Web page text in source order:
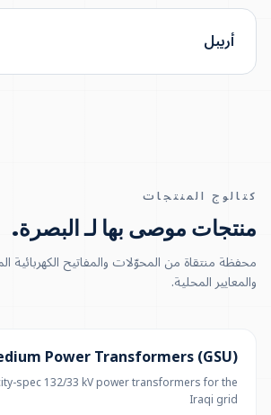
أربيل
كتالوج المنتجات
منتجات موصى بها لـ البصرة.
محفظة منتقاة من المحوّلات والمفاتيح الكهربائية
والمعايير المحلية.
Power Transformers (GSU)
spec 132/33 kV power transformers for the
Iraqi grid